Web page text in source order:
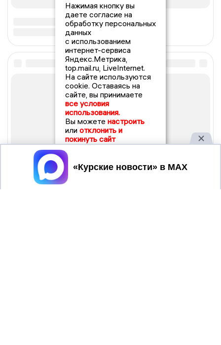
Нажимая кнопку вы
даете согласие на
обработку персональных
данных
с использованием
интернет-сервиса
Яндекс.Метрика,
top.mail.ru, LiveInternet.
На сайте используются
cookie. Оставаясь на
сайте, вы принимаете
все условия
использования.
Вы можете настроить
или отклонить и
покинуть сайт
Принять